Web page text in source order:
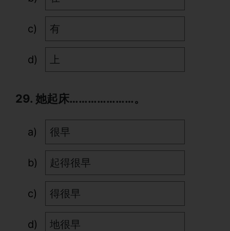
有
上
29. 她起床…………………。
很早
起得很早
得很早
地很早